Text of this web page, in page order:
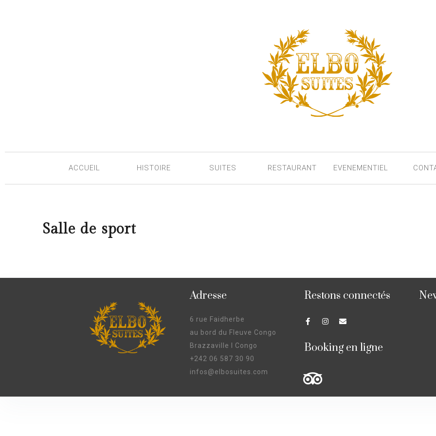
ACCUEIL HISTOIRE SUITES RESTAURANT EVENEMENTIEL
Salle de sport
Adresse
6 rue Faidherbe
au bord du Fleuve Congo
Brazzaville I Congo
+242 06 587 30 90
infos@elbosuites.com
Restons connectés
Booking en ligne